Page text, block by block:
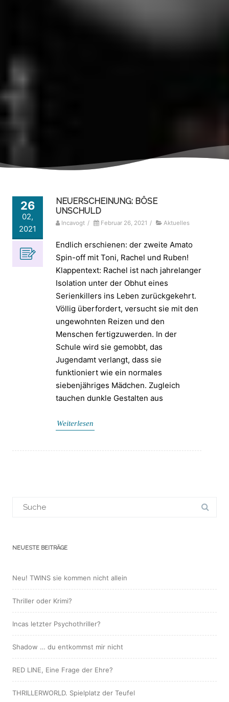
26
02,
2021
NEUERSCHEINUNG: BÖSE
UNSCHULD
Incavogt / Februar 26, 2021 / Aktuelles
Endlich erschienen: der zweite Amato
Spin-off mit Toni, Rachel und Ruben!
Klappentext: Rachel ist nach jahrelanger
Isolation unter der Obhut eines
Serienkillers ins Leben zurückgekehrt.
Völlig überfordert, versucht sie mit den
ungewohnten Reizen und den
Menschen fertigzuwerden. In der
Schule wird sie gemobbt, das
Jugendamt verlangt, dass sie
funktioniert wie ein normales
siebenjähriges Mädchen. Zugleich
tauchen dunkle Gestalten aus
Weiterlesen
für:
NEUESTE BEITRÄGE
Neu! TWINS sie kommen nicht allein
Thriller oder Krimi?
Incas letzter Psychothriller?
Shadow … du entkommst mir nicht
RED LINE, Eine Frage der Ehre?
THRILLERWORLD. Spielplatz der Teufel